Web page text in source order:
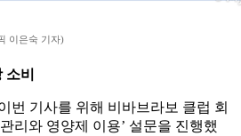
이은숙 기자)
비
번 기사를 위해 비바브라보 클럽 회
리와 영양제 이용’ 설문을 진행했